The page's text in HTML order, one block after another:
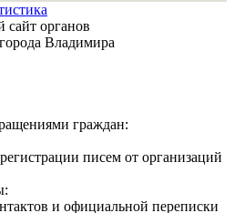
органов
Владимира
граждан:
писем от организаций
и официальной переписки